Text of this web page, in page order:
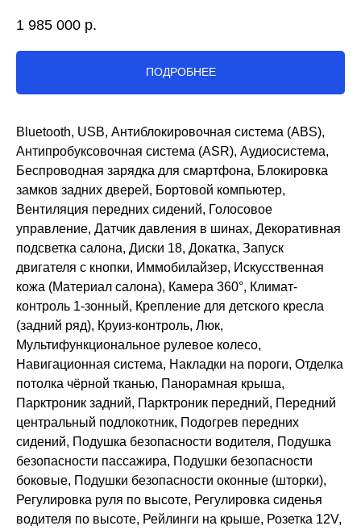
1 985 000 р.
ПОДРОБНЕЕ
Bluetooth, USB, Антиблокировочная система (ABS),
Антипробуксовочная система (ASR), Аудиосистема,
Беспроводная зарядка для смартфона, Блокировка
замков задних дверей, Бортовой компьютер,
Вентиляция передних сидений, Голосовое
управление, Датчик давления в шинах, Декоративная
подсветка салона, Диски 18, Докатка, Запуск
двигателя с кнопки, Иммобилайзер, Искусственная
кожа (Материал салона), Камера 360°, Климат-
контроль 1-зонный, Крепление для детского кресла
(задний ряд), Круиз-контроль, Люк,
Мультифункциональное рулевое колесо,
Навигационная система, Накладки на пороги, Отделка
потолка чёрной тканью, Панорамная крыша,
Парктроник задний, Парктроник передний, Передний
центральный подлокотник, Подогрев передних
сидений, Подушка безопасности водителя, Подушка
безопасности пассажира, Подушки безопасности
боковые, Подушки безопасности оконные (шторки),
Регулировка руля по высоте, Регулировка сиденья
водителя по высоте, Рейлинги на крыше, Розетка 12V,